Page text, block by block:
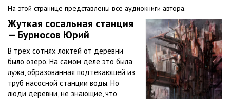
На этой странице представлены все аудиокниги автора.
Жуткая сосальная станция
— Бурносов Юрий
В трех сотнях локтей от деревни
было озеро. На самом деле это была
лужа, образованная подтекающей из
труб насосной станции воды. Но
люди деревни, не знающие, что